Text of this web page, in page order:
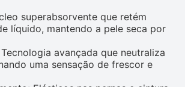
superabsorvente que retém
líquido, mantendo a pele seca por
avançada que neutraliza
uma sensação de frescor e